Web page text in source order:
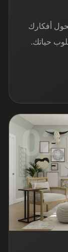
أفكارك
حياتك.
02